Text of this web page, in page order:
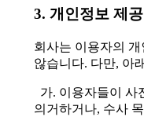
3. 개인정보 제공
회사는 이용자의
않습니다. 다만, 아
가. 이용자들이 사
의거하거나, 수사